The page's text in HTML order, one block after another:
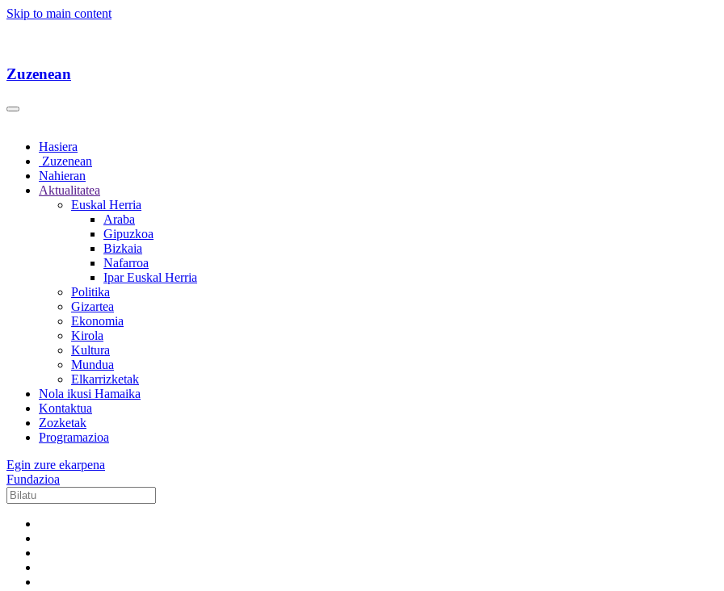
Skip to main content
Zuzenean
Hasiera
Zuzenean
Nahieran
Aktualitatea
Euskal Herria
Araba
Gipuzkoa
Bizkaia
Nafarroa
Ipar Euskal Herria
Politika
Gizartea
Ekonomia
Kirola
Kultura
Mundua
Elkarrizketak
Nola ikusi Hamaika
Kontaktua
Zozketak
Programazioa
Egin zure ekarpena
Fundazioa